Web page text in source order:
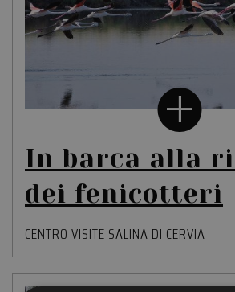
In barca alla
dei fenicotteri
CENTRO VISITE SALINA DI CERVIA